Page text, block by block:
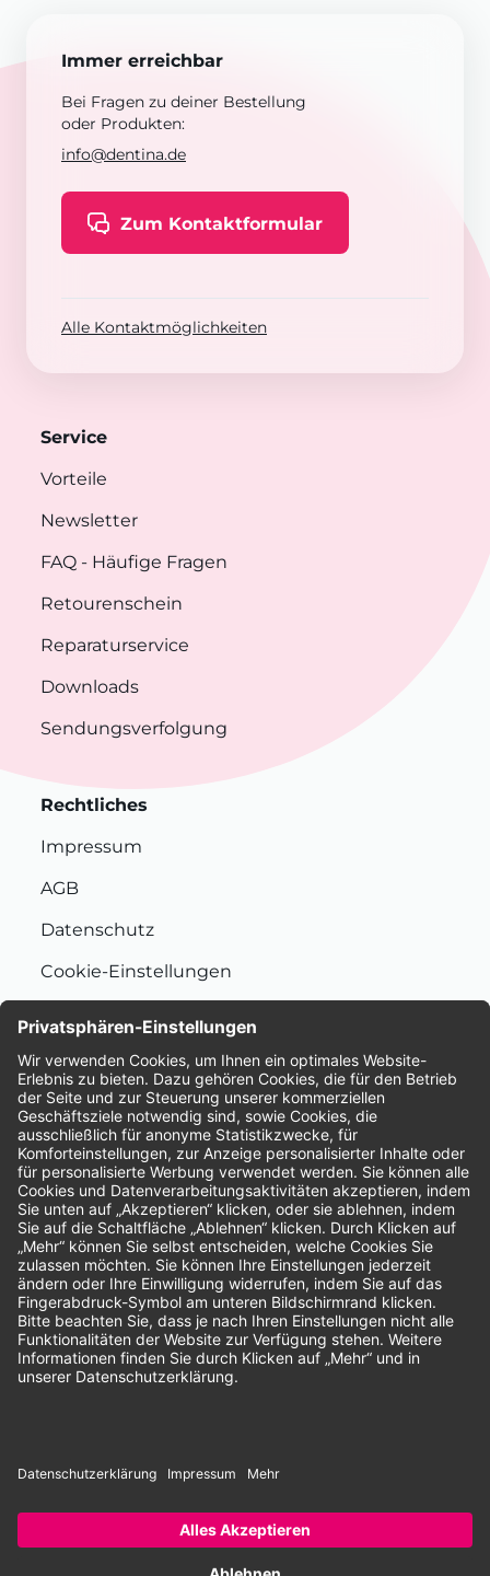
Immer erreichbar
Bei Fragen zu deiner Bestellung
oder Produkten:
info@dentina.de
Zum Kontaktformular
Alle Kontaktmöglichkeiten
Service
Vorteile
Newsletter
FAQ - Häufige Fragen
Retourenschein
Reparaturservice
Downloads
Sendungsverfolgung
Rechtliches
Impressum
AGB
Datenschutz
Cookie-Einstellungen
Bewertungen
Unsere Zahlungsarten:
Rechnung SEPA-Lastschrift Vorkasse